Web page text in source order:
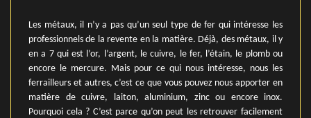
Les métaux, il n’y a pas qu’un seul type de fer qui intéresse les
professionnels de la revente en la matière. Déjà, des métaux, il y
en a 7 qui est l’or, l’argent, le cuivre, le fer, l’étain, le plomb ou
encore le mercure. Mais pour ce qui nous intéresse, nous les
ferrailleurs et autres, c’est ce que vous pouvez nous apporter en
matière de cuivre, laiton, aluminium, zinc ou encore inox.
Pourquoi cela ? C’est parce qu’on peut les retrouver facilement